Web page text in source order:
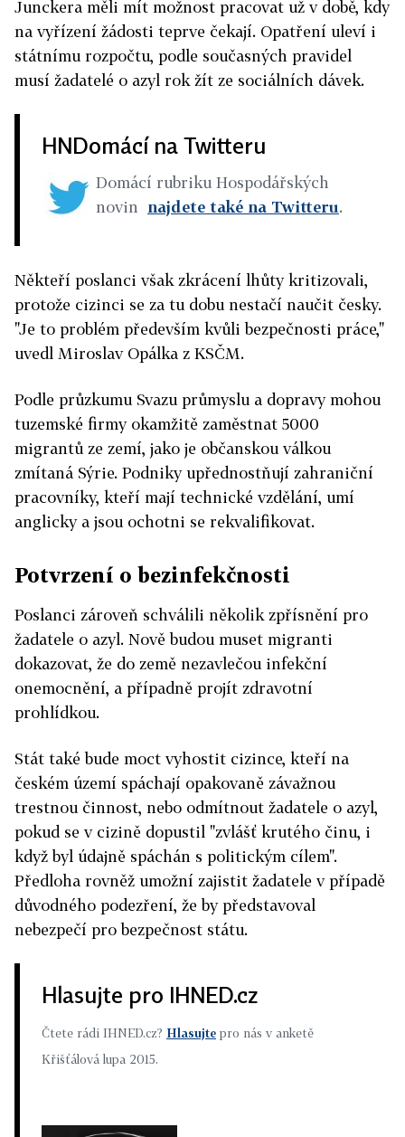
Junckera měli mít možnost pracovat už v době, kdy
na vyřízení žádosti teprve čekají. Opatření uleví i
státnímu rozpočtu, podle současných pravidel
musí žadatelé o azyl rok žít ze sociálních dávek.
HNDomácí na Twitteru
Domácí rubriku Hospodářských
novin najdete také na Twitteru.
Někteří poslanci však zkrácení lhůty kritizovali,
protože cizinci se za tu dobu nestačí naučit česky.
"Je to problém především kvůli bezpečnosti práce,"
uvedl Miroslav Opálka z KSČM.
Podle průzkumu Svazu průmyslu a dopravy mohou
tuzemské firmy okamžitě zaměstnat 5000
migrantů ze zemí, jako je občanskou válkou
zmítaná Sýrie. Podniky upřednostňují zahraniční
pracovníky, kteří mají technické vzdělání, umí
anglicky a jsou ochotni se rekvalifikovat.
Potvrzení o bezinfekčnosti
Poslanci zároveň schválili několik zpřísnění pro
žadatele o azyl. Nově budou muset migranti
dokazovat, že do země nezavlečou infekční
onemocnění, a případně projít zdravotní
prohlídkou.
Stát také bude moct vyhostit cizince, kteří na
českém území spáchají opakovaně závažnou
trestnou činnost, nebo odmítnout žadatele o azyl,
pokud se v cizině dopustil "zvlášť krutého činu, i
když byl údajně spáchán s politickým cílem".
Předloha rovněž umožní zajistit žadatele v případě
důvodného podezření, že by představoval
nebezpečí pro bezpečnost státu.
Hlasujte pro IHNED.cz
Čtete rádi IHNED.cz? Hlasujte pro nás v anketě
Křišťálová lupa 2015.